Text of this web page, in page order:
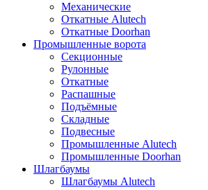
Механические
Откатные Alutech
Откатные Doorhan
Промышленные ворота
Секционные
Рулонные
Откатные
Распашные
Подъёмные
Складные
Подвесные
Промышленные Alutech
Промышленные Doorhan
Шлагбаумы
Шлагбаумы Alutech